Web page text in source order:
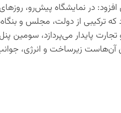
در نمایشگاه پیش‌رو،
ترکیبی از دولت، مجلس و
تجارت پایدار می‌پردازد،
آن‌هاست زیرساخت و انرژی،